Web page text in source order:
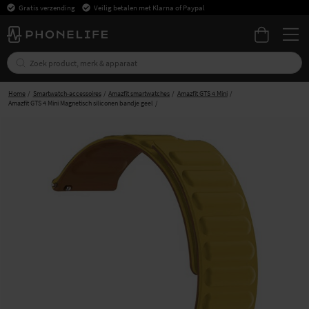
Gratis verzending Veilig betalen met Klarna of Paypal
Home Smartwatch-accessoires Amazfit smartwatches
Amazfit GTS 4 Mini
Amazfit GTS 4 Mini Magnetisch siliconen bandje geel